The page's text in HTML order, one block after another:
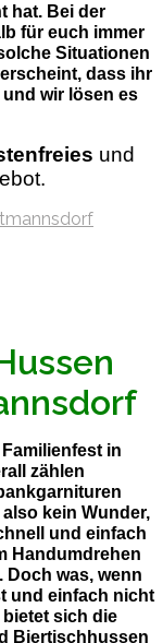
hat. Bei der
für euch immer
Situationen
dass ihr
wir lösen es
und
in
zählen
kein Wunder,
und einfach
Handumdrehen
Doch was, wenn
und einfach nicht
sich die
Biertischhussen